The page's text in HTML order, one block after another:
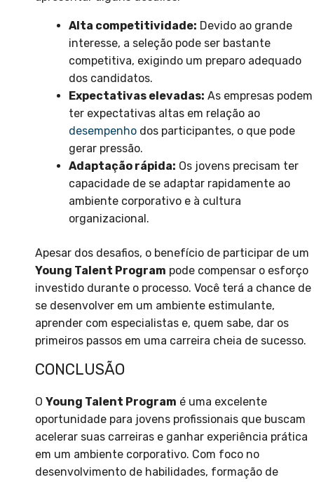
Alta competitividade: Devido ao grande
interesse, a seleção pode ser bastante
competitiva, exigindo um preparo adequado
dos candidatos.
Expectativas elevadas: As empresas podem
ter expectativas altas em relação ao
desempenho dos participantes, o que pode
gerar pressão.
Adaptação rápida: Os jovens precisam ter
capacidade de se adaptar rapidamente ao
ambiente corporativo e à cultura
organizacional.
Apesar dos desafios, o benefício de participar de um
Young Talent Program pode compensar o esforço
investido durante o processo. Você terá a chance de
se desenvolver em um ambiente estimulante,
aprender com especialistas e, quem sabe, dar os
primeiros passos em uma carreira cheia de sucesso.
CONCLUSÃO
O Young Talent Program é uma excelente
oportunidade para jovens profissionais que buscam
acelerar suas carreiras e ganhar experiência prática
em um ambiente corporativo. Com foco no
desenvolvimento de habilidades, formação de